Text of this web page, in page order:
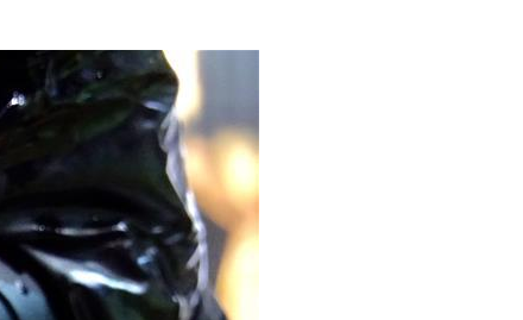
Português